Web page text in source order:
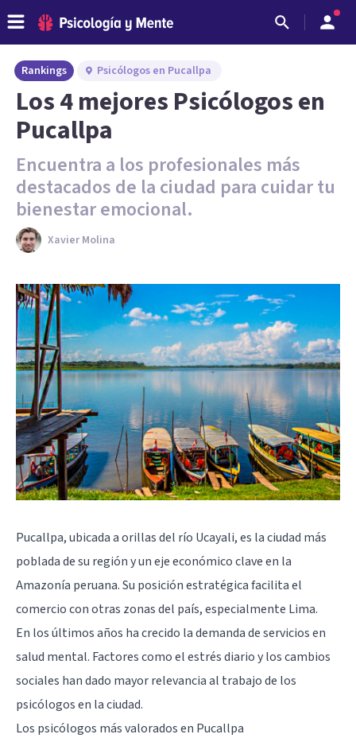
Rankings Psicólogos en Pucallpa
Los 4 mejores Psicólogos en
Pucallpa
Encuentra a los profesionales más
destacados de la ciudad para cuidar tu
bienestar emocional.
Xavier Molina
Pucallpa, ubicada a orillas del río Ucayali, es la ciudad más
poblada de su región y un eje económico clave en la
Amazonía peruana. Su posición estratégica facilita el
comercio con otras zonas del país, especialmente Lima.
En los últimos años ha crecido la demanda de servicios en
salud mental. Factores como el estrés diario y los cambios
sociales han dado mayor relevancia al trabajo de los
psicólogos en la ciudad.
Los psicólogos más valorados en Pucallpa